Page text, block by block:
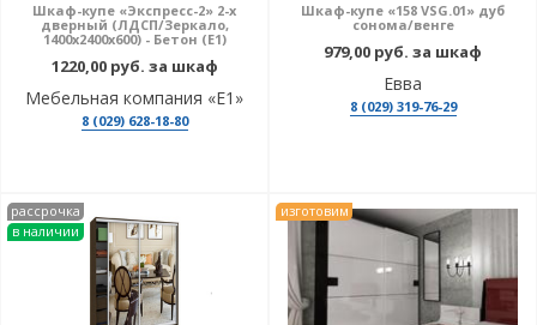
Шкаф-купе «Экспресс-2» 2-х
дверный (ЛДСП/Зеркало,
1400х2400х600) - Бетон (E1)
1220,00 руб. за шкаф
Мебельная компания «Е1»
8 (029) 628-18-80
Шкаф-купе «158 VSG.01» дуб
сонома/венге
979,00 руб. за шкаф
Евва
8 (029) 319-76-29
рассрочка
в наличии
изготовим